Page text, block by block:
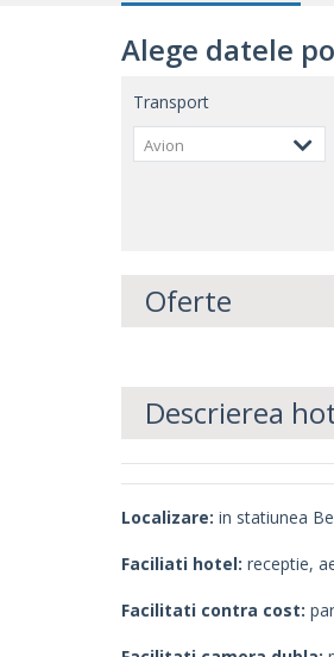
Alege datele
Transport
Avion
Oferte
Descrierea
Localizare: in statiunea
Faciliati hotel: receptie,
Facilitati contra cost: